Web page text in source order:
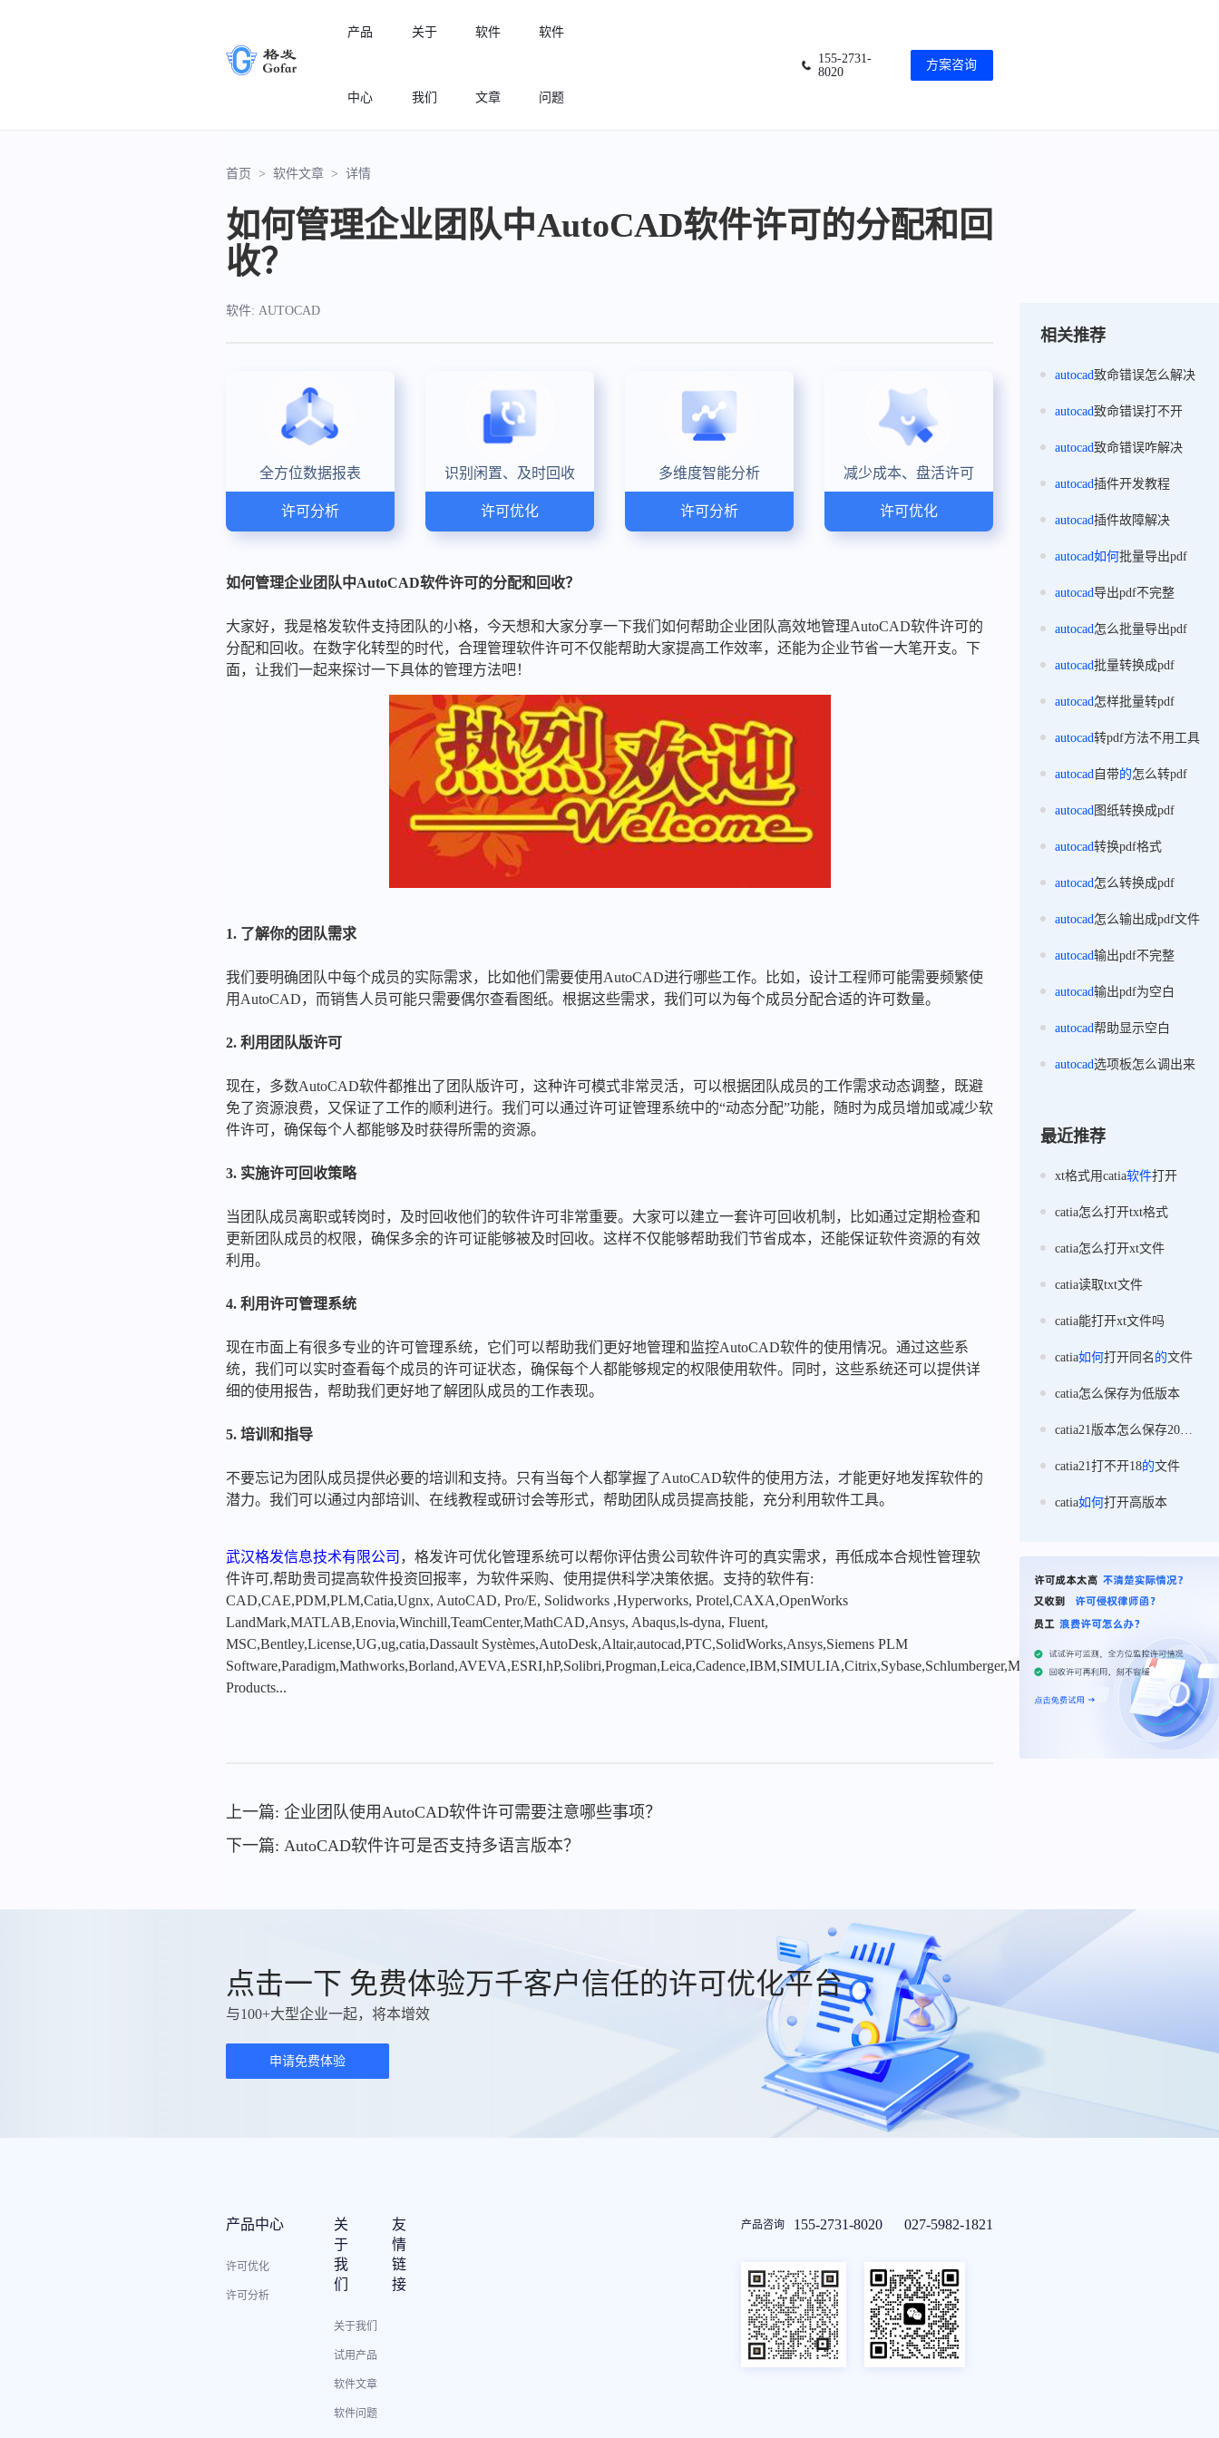
产品
中心
许可分析
实现专业软件许可精细化管理
关于
我们
软件
文章
软件
问题
155-2731-
8020
方案咨询
首页 > 软件文章 > 详情
如何管理企业团队中AutoCAD软件许可的分配和回
收？
软件: AUTOCAD
全方位数据报表
许可分析
识别闲置、及时回收
许可优化
多维度智能分析
许可分析
减少成本、盘活许可
许可优化
如何管理企业团队中AutoCAD软件许可的分配和回收？
大家好，我是格发软件支持团队的小格，今天想和大家分享一下我们如何帮助企业团队高效地管理AutoCAD软件许可的
分配和回收。在数字化转型的时代，合理管理软件许可不仅能帮助大家提高工作效率，还能为企业节省一大笔开支。下
面，让我们一起来探讨一下具体的管理方法吧！
1. 了解你的团队需求
我们要明确团队中每个成员的实际需求，比如他们需要使用AutoCAD进行哪些工作。比如，设计工程师可能需要频繁使
用AutoCAD，而销售人员可能只需要偶尔查看图纸。根据这些需求，我们可以为每个成员分配合适的许可数量。
2. 利用团队版许可
现在，多数AutoCAD软件都推出了团队版许可，这种许可模式非常灵活，可以根据团队成员的工作需求动态调整，既避
免了资源浪费，又保证了工作的顺利进行。我们可以通过许可证管理系统中的“动态分配”功能，随时为成员增加或减少软
件许可，确保每个人都能够及时获得所需的资源。
3. 实施许可回收策略
当团队成员离职或转岗时，及时回收他们的软件许可非常重要。大家可以建立一套许可回收机制，比如通过定期检查和
更新团队成员的权限，确保多余的许可证能够被及时回收。这样不仅能够帮助我们节省成本，还能保证软件资源的有效
利用。
4. 利用许可管理系统
现在市面上有很多专业的许可管理系统，它们可以帮助我们更好地管理和监控AutoCAD软件的使用情况。通过这些系
统，我们可以实时查看每个成员的许可证状态，确保每个人都能够规定的权限使用软件。同时，这些系统还可以提供详
细的使用报告，帮助我们更好地了解团队成员的工作表现。
5. 培训和指导
不要忘记为团队成员提供必要的培训和支持。只有当每个人都掌握了AutoCAD软件的使用方法，才能更好地发挥软件的
潜力。我们可以通过内部培训、在线教程或研讨会等形式，帮助团队成员提高技能，充分利用软件工具。
武汉格发信息技术有限公司 ，格发许可优化管理系统可以帮你评估贵公司软件许可的真实需求，再低成本合规性管理软
件许可,帮助贵司提高软件投资回报率，为软件采购、使用提供科学决策依据。支持的软件有:
CAD,CAE,PDM,PLM,Catia,Ugnx, AutoCAD, Pro/E, Solidworks ,Hyperworks, Protel,CAXA,OpenWorks
LandMark,MATLAB,Enovia,Winchill,TeamCenter,MathCAD,Ansys, Abaqus,ls-dyna, Fluent,
MSC,Bentley,License,UG,ug,catia,Dassault Systèmes,AutoDesk,Altair,autocad,PTC,SolidWorks,Ansys,Siemens PLM
Software,Paradigm,Mathworks,Borland,AVEVA,ESRI,hP,Solibri,Progman,Leica,Cadence,IBM,SIMULIA,Citrix,Sybase,Schlumberger,MSC
Products...
上一篇: 企业团队使用AutoCAD软件许可需要注意哪些事项？
下一篇: AutoCAD软件许可是否支持多语言版本？
相关推荐
autocad致命错误怎么解决
autocad致命错误打不开
autocad致命错误咋解决
autocad插件开发教程
autocad插件故障解决
autocad如何批量导出pdf
autocad导出pdf不完整
autocad怎么批量导出pdf
autocad批量转换成pdf
autocad怎样批量转pdf
autocad转pdf方法不用工具
autocad自带的怎么转pdf
autocad图纸转换成pdf
autocad转换pdf格式
autocad怎么转换成pdf
autocad怎么输出成pdf文件
autocad输出pdf不完整
autocad输出pdf为空白
autocad帮助显示空白
autocad选项板怎么调出来
最近推荐
xt格式用catia软件打开
catia怎么打开txt格式
catia怎么打开xt文件
catia读取txt文件
catia能打开xt文件吗
catia如何打开同名 的文件
catia怎么保存为低版本
catia21版本怎么保存20版本
catia21打不开18的文件
catia如何打开高版本
点击一下 免费体验万千客户信任的许可优化平台
与100+大型企业一起，将本增效
申请免费体验
产品中心
许可优化
许可分析
关
于
我
们
关于我们
试用产品
软件文章
软件问题
友
情
链
接
产品咨询 155-2731-8020 027-5982-1821